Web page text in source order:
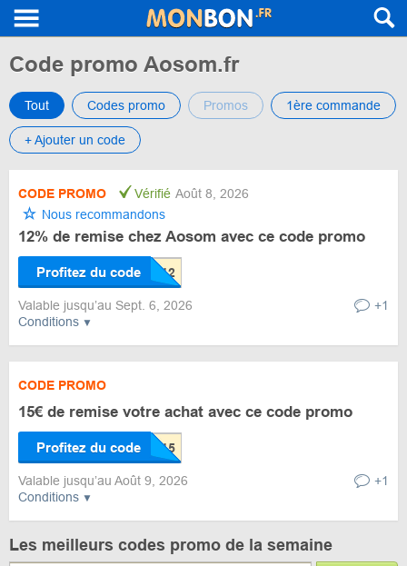
Code promo Aosom.fr
Tout Codes promo Promos 1ère commande
+ Ajouter un code
Conditions
CODE PROMO Vérifié Août 8, 2026
Nous recommandons
12% de remise chez Aosom avec ce code promo
Profitez du code
Valable jusqu’au Sept. 6, 2026 +1
Conditions
CODE PROMO
15€ de remise votre achat avec ce code promo
Profitez du code
Valable jusqu’au Août 9, 2026 +1
Les meilleurs codes promo de la semaine